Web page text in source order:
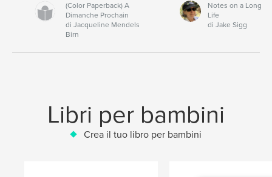
(Color Paperback) A
Dimanche Prochain
di Jacqueline Mendels
Birn
Notes on a Long
Life
di Jake Sigg
Libri per bambini
Crea il tuo libro per bambini